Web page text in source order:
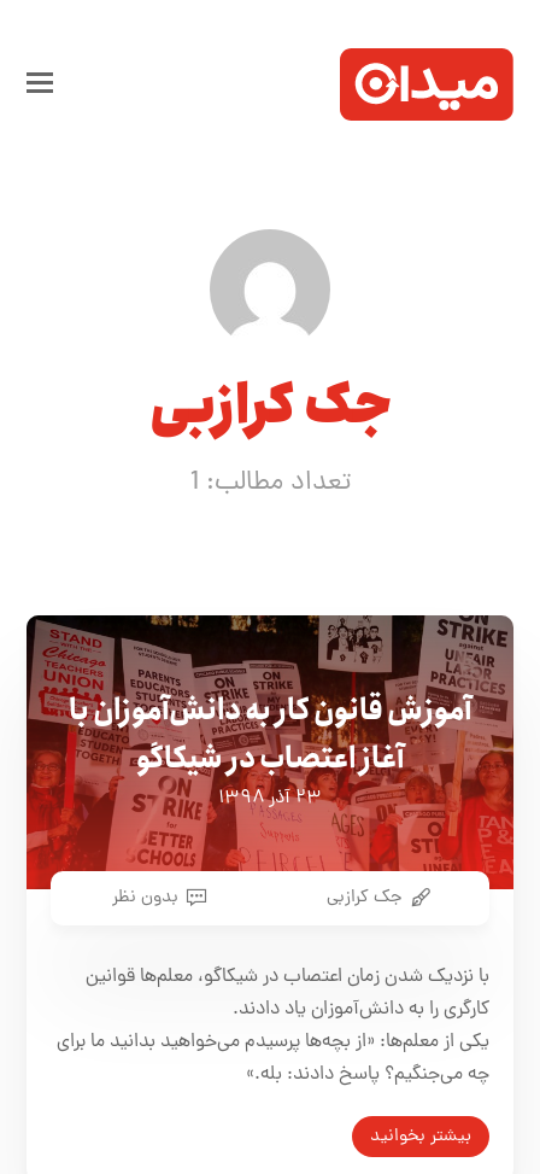
جک کرازبی
تعداد مطالب: 1
آموزش قانون کار به دانش‌آموزان با
آغاز اعتصاب در شیکاگو
۲۳ آذر ۱۳۹۸
جک کرازبی بدون نظر
با نزدیک شدن زمان اعتصاب در شیکاگو، معلم‌ها قوانین
کارگری را به دانش‌آموزان یاد دادند.
یکی از معلم‌ها: «از بچه‌ها پرسیدم می‌خواهید بدانید ما برای
چه می‌جنگیم؟ پاسخ دادند: بله.»
بیشتر بخوانید